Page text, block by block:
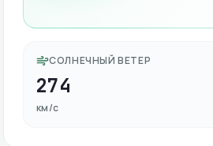
СОЛНЕЧНЫЙ ВЕТЕР
274
км/с